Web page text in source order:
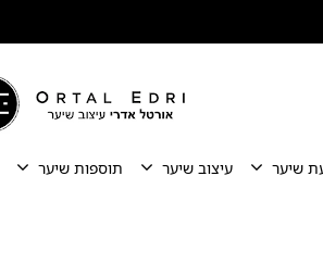
שיער עיצוב שיער תוספות שיער